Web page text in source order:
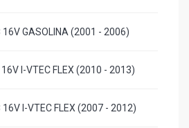
16V GASOLINA (2001 - 2006)
16V I-VTEC FLEX (2010 - 2013)
16V I-VTEC FLEX (2007 - 2012)